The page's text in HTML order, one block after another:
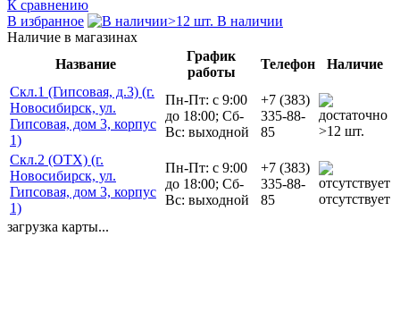
К сравнению
В избранное
>12 шт. В наличии
Наличие в магазинах
Название
График
работы
Телефон
Наличие
Скл.1 (Гипсовая, д.3) (г.
Новосибирск, ул.
Гипсовая, дом 3, корпус
1)
Пн-Пт: с 9:00
до 18:00; Сб-
Вс: выходной
+7 (383)
335-88-
85
>12 шт.
Скл.2 (ОТХ) (г.
Новосибирск, ул.
Гипсовая, дом 3, корпус
1)
Пн-Пт: с 9:00
до 18:00; Сб-
Вс: выходной
+7 (383)
335-88-
85
отсутствует
загрузка карты...